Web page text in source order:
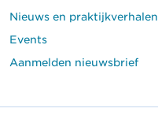
Nieuws en praktijkverhalen
Events
Aanmelden nieuwsbrief